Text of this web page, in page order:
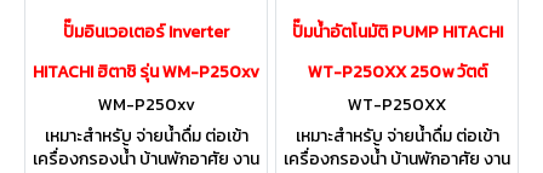
ปั๊มอินเวอเตอร์ Inverter
HITACHI ฮิตาชิ รุ่น WM-P250xv
WM-P250xv
เหมาะสำหรับ จ่ายน้ำดื่ม ต่อเข้า
เครื่องกรองน้้ำ บ้านพักอาศัย งาน
ปั๊มน้ำอัตโนมัติ PUMP HITACHI
WT-P250XX 250w วัตต์
WT-P250XX
เหมาะสำหรับ จ่ายน้ำดื่ม ต่อเข้า
เครื่องกรองน้้ำ บ้านพักอาศัย งาน